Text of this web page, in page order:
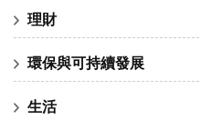
理財
環保與可持續發展
生活